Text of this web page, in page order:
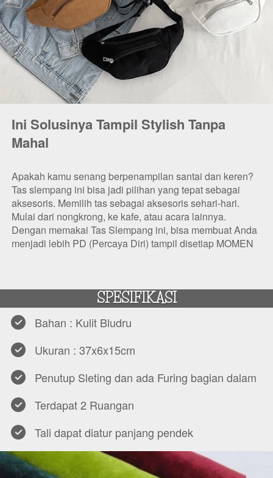
Ini Solusinya Tampil Stylish Tanpa
Mahal
Apakah kamu senang berpenampilan santai dan keren?
Tas slempang ini bisa jadi pilihan yang tepat sebagai
aksesoris. Memilih tas sebagai aksesoris sehari-hari.
Mulai dari nongkrong, ke kafe, atau acara lainnya.
Dengan memakai Tas Slempang ini, bisa membuat Anda
menjadi lebih PD (Percaya Diri) tampil disetiap MOMEN
SPESIFIKASI
Bahan : Kulit Bludru
Ukuran : 37x6x15cm
Penutup Sleting dan ada Furing bagian dalam
Terdapat 2 Ruangan
Tali dapat diatur panjang pendek